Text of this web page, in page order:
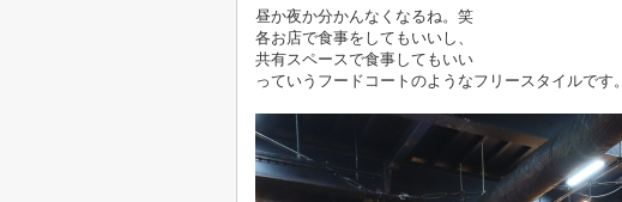
昼か夜か分かんなくなるね。笑
各お店で食事をしてもいいし、
共有スペースで食事してもいい
っていうフードコートのようなフリースタイルです。